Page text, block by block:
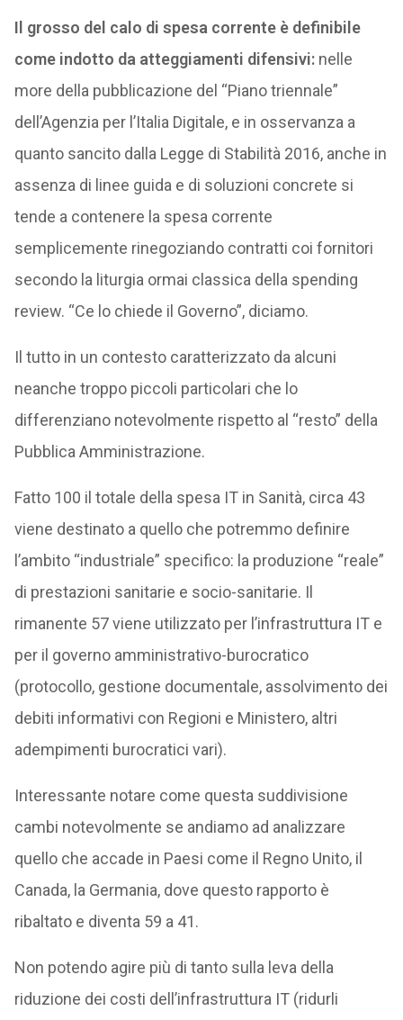
Il grosso del calo di spesa corrente è definibile
come indotto da atteggiamenti difensivi:nelle
more della pubblicazione del “Piano triennale”
dell’Agenzia per l’Italia Digitale, e in osservanza a
quanto sancito dalla Legge di Stabilità 2016, anche in
assenza di linee guida e di soluzioni concrete si
tende a contenere la spesa corrente
semplicemente rinegoziando contratti coi fornitori
secondo la liturgia ormai classica della spending
review. “Ce lo chiede il Governo”, diciamo.
Il tutto in un contesto caratterizzato da alcuni
neanche troppo piccoli particolari che lo
differenziano notevolmente rispetto al “resto” della
Pubblica Amministrazione.
Fatto 100 il totale della spesa IT in Sanità, circa 43
viene destinato a quello che potremmo definire
l’ambito “industriale” specifico: la produzione “reale”
di prestazioni sanitarie e socio-sanitarie. Il
rimanente 57 viene utilizzato per l’infrastruttura IT e
per il governo amministrativo-burocratico
(protocollo, gestione documentale, assolvimento dei
debiti informativi con Regioni e Ministero, altri
adempimenti burocratici vari).
Interessante notare come questa suddivisione
cambi notevolmente se andiamo ad analizzare
quello che accade in Paesi come il Regno Unito, il
Canada, la Germania, dove questo rapporto è
ribaltato e diventa 59 a 41.
Non potendo agire più di tanto sulla leva della
riduzione dei costi dell’infrastruttura IT (ridurli